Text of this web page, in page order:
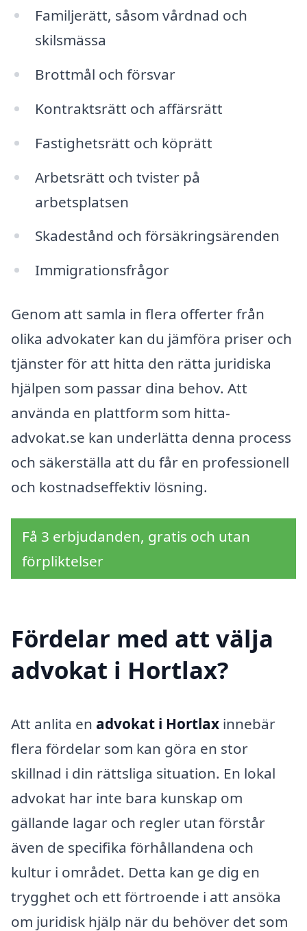
Familjerätt, såsom vårdnad och
skilsmässa
Brottmål och försvar
Kontraktsrätt och affärsrätt
Fastighetsrätt och köprätt
Arbetsrätt och tvister på
arbetsplatsen
Skadestånd och försäkringsärenden
Immigrationsfrågor
Genom att samla in flera offerter från
olika advokater kan du jämföra priser och
tjänster för att hitta den rätta juridiska
hjälpen som passar dina behov. Att
använda en plattform som hitta-
advokat.se kan underlätta denna process
och säkerställa att du får en professionell
och kostnadseffektiv lösning.
Få 3 erbjudanden, gratis och utan
förpliktelser
Fördelar med att välja
advokat i Hortlax?
Att anlita en advokat i Hortlax innebär
flera fördelar som kan göra en stor
skillnad i din rättsliga situation. En lokal
advokat har inte bara kunskap om
gällande lagar och regler utan förstår
även de specifika förhållandena och
kultur i området. Detta kan ge dig en
trygghet och ett förtroende i att ansöka
om juridisk hjälp när du behöver det som